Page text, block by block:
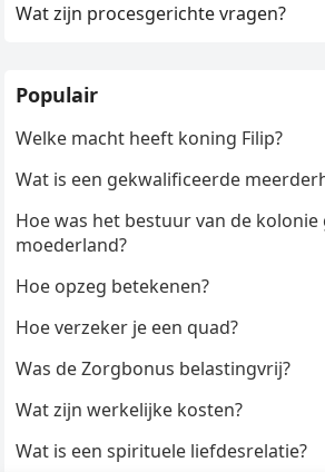
Wat zijn procesgerichte vragen?
Populair
Welke macht heeft koning Filip?
Wat is een gekwalificeerde
Hoe was het bestuur van de
moederland?
Hoe opzeg betekenen?
Hoe verzeker je een quad?
Was de Zorgbonus belastingvrij?
Wat zijn werkelijke kosten?
Wat is een spirituele liefdesrelatie?